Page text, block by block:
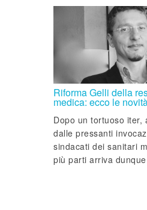
Riforma Gelli della
medica: ecco le
Dopo un tortuoso iter,
dalle pressanti
sindacati dei sanitari
più parti arriva